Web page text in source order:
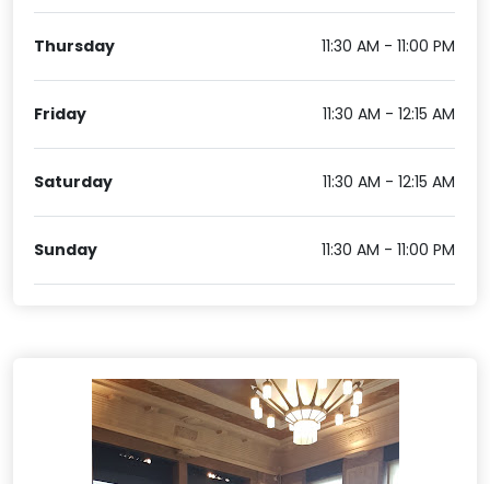
Thursday 11:30 AM - 11:00 PM
Friday 11:30 AM - 12:15 AM
Saturday 11:30 AM - 12:15 AM
Sunday 11:30 AM - 11:00 PM